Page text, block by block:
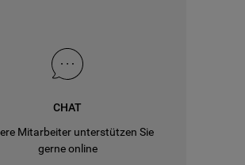
CHAT
Mitarbeiter unterstützen Sie
gerne online